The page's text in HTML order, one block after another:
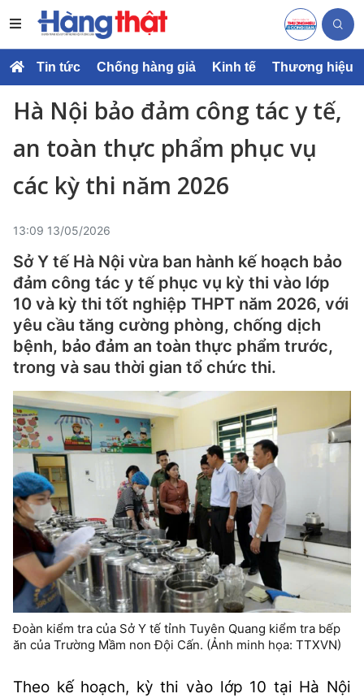
Tin tức Chống hàng giả Kinh tế Thương hiệu
Hà Nội bảo đảm công tác y tế,
an toàn thực phẩm phục vụ
các kỳ thi năm 2026
13:09 13/05/2026
Sở Y tế Hà Nội vừa ban hành kế hoạch bảo
đảm công tác y tế phục vụ kỳ thi vào lớp
10 và kỳ thi tốt nghiệp THPT năm 2026, với
yêu cầu tăng cường phòng, chống dịch
bệnh, bảo đảm an toàn thực phẩm trước,
trong và sau thời gian tổ chức thi.
Đoàn kiểm tra của Sở Y tế tỉnh Tuyên Quang kiểm tra bếp
ăn của Trường Mầm non Đội Cấn. (Ảnh minh họa: TTXVN)
Theo kế hoạch, kỳ thi vào lớp 10 tại Hà Nội